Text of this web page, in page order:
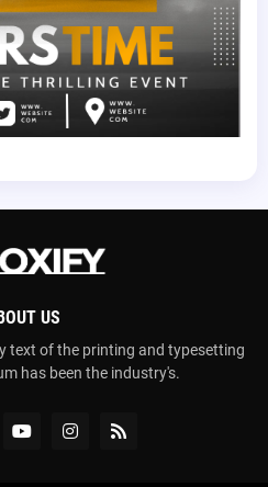
US
text of the printing and typesetting
has been the industry's.